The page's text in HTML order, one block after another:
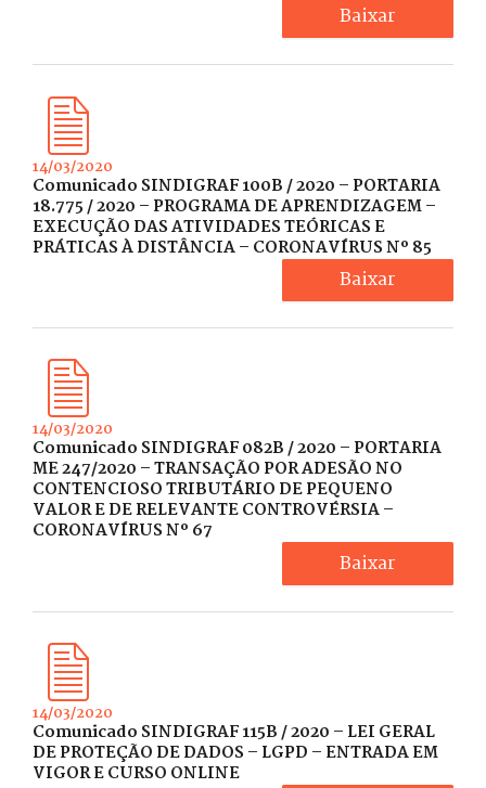
Baixar
14/03/2020
Comunicado SINDIGRAF 100B / 2020 – PORTARIA
18.775 / 2020 – PROGRAMA DE APRENDIZAGEM –
EXECUÇÃO DAS ATIVIDADES TEÓRICAS E
PRÁTICAS À DISTÂNCIA – CORONAVÍRUS Nº 85
Baixar
14/03/2020
Comunicado SINDIGRAF 082B / 2020 – PORTARIA
ME 247/2020 – TRANSAÇÃO POR ADESÃO NO
CONTENCIOSO TRIBUTÁRIO DE PEQUENO
VALOR E DE RELEVANTE CONTROVÉRSIA –
CORONAVÍRUS Nº 67
Baixar
14/03/2020
Comunicado SINDIGRAF 115B / 2020 – LEI GERAL
DE PROTEÇÃO DE DADOS – LGPD – ENTRADA EM
VIGOR E CURSO ONLINE